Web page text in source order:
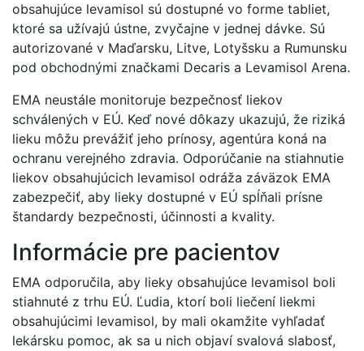
obsahujúce levamisol sú dostupné vo forme tabliet,
ktoré sa užívajú ústne, zvyčajne v jednej dávke. Sú
autorizované v Maďarsku, Litve, Lotyšsku a Rumunsku
pod obchodnými značkami Decaris a Levamisol Arena.
EMA neustále monitoruje bezpečnosť liekov
schválených v EÚ. Keď nové dôkazy ukazujú, že riziká
lieku môžu prevážiť jeho prínosy, agentúra koná na
ochranu verejného zdravia. Odporúčanie na stiahnutie
liekov obsahujúcich levamisol odráža záväzok EMA
zabezpečiť, aby lieky dostupné v EÚ spĺňali prísne
štandardy bezpečnosti, účinnosti a kvality.
Informácie pre pacientov
EMA odporučila, aby lieky obsahujúce levamisol boli
stiahnuté z trhu EÚ. Ľudia, ktorí boli liečení liekmi
obsahujúcimi levamisol, by mali okamžite vyhľadať
lekársku pomoc, ak sa u nich objaví svalová slabosť,